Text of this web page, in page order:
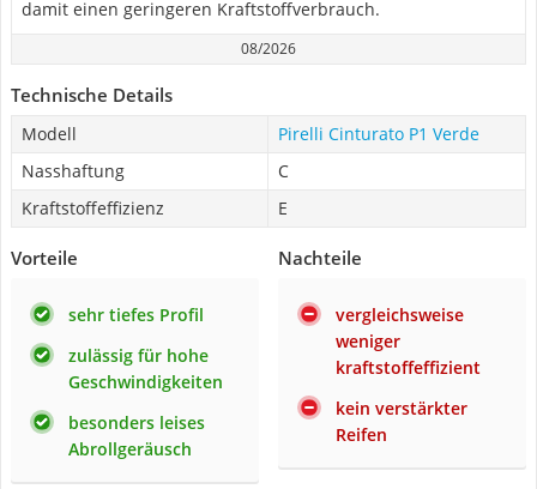
damit einen geringeren Kraftstoffverbrauch.
08/2026
Technische Details
Modell
Pirelli Cinturato P1 Verde
Nasshaftung
C
Kraftstoffeffizienz
E
Vorteile
sehr tiefes Profil
zulässig für hohe
Geschwindigkeiten
besonders leises
Abrollgeräusch
Nachteile
vergleichsweise
weniger
kraftstoffeffizient
kein verstärkter
Reifen